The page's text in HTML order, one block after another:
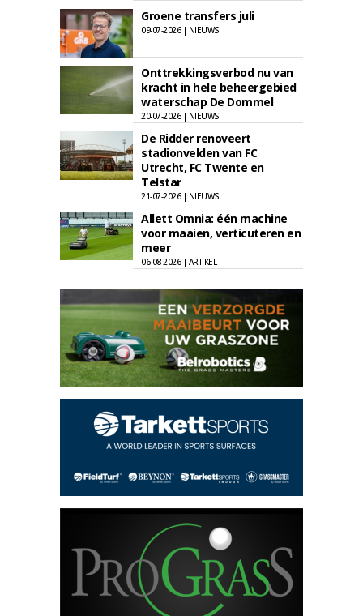
Groene transfers juli
09-07-2026 | NIEUWS
Onttrekkingsverbod nu van
kracht in hele beheergebied
waterschap De Dommel
20-07-2026 | NIEUWS
De Ridder renoveert
stadionvelden van FC
Utrecht, FC Twente en
Telstar
21-07-2026 | NIEUWS
Allett Omnia: één machine
voor maaien, verticuteren en
meer
06-08-2026 | ARTIKEL